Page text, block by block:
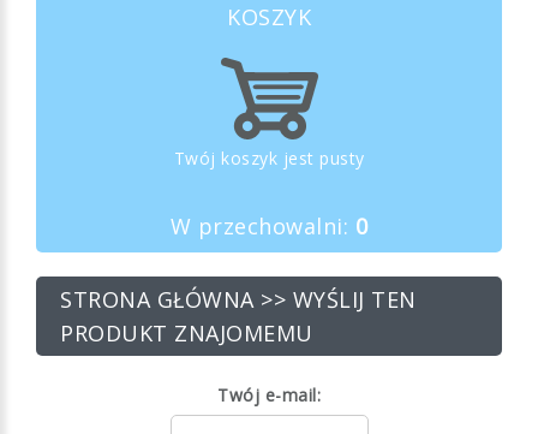
KOSZYK
Twój koszyk jest pusty
W przechowalni: 0
STRONA GŁÓWNA >> WYŚLIJ TEN
PRODUKT ZNAJOMEMU
Twój e-mail: